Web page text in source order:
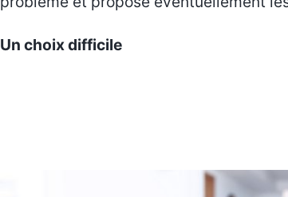
Un choix difficile